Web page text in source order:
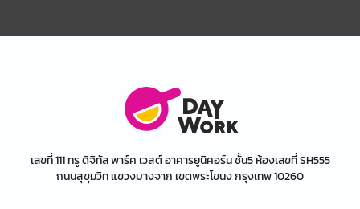
เลขที่ 111 ทรู ดิจิทัล พาร์ค เวสต์ อาคารยูนิคอร์น ชั้น5 ห้องเลขที่ SH555
ถนนสุขุมวิท แขวงบางจาก เขตพระโขนง กรุงเทพ 10260